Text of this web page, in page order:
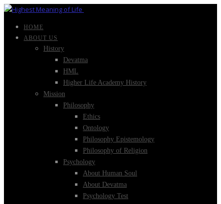
HOME
ABOUT US
History
Devatma
HML
Higher Life Academy History
Mission
Philosophy
Ethics
Ontology
Philosophy Epistemology
Philosophy of Religion
Psychology
About Human Soul
About Devatma
Psychology Test